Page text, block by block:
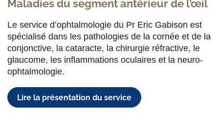
Maladies du segment antérieur de l’œil
Le service d’ophtalmologie du Pr Eric Gabison est
spécialisé dans les pathologies de la cornée et de la
conjonctive, la cataracte, la chirurgie réfractive, le
glaucome, les inflammations oculaires et la neuro-
ophtalmologie.
Lire la présentation du service